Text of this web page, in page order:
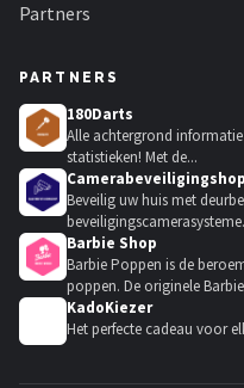
Partners
PARTNERS
180Darts
Alle achtergrond
statistieken! Met de...
Camerabeveiligingshop
Beveilig uw huis met
Barbie Shop
Barbie Poppen is de
poppen. De originele
KadoKiezer
Het perfecte cadeau voor